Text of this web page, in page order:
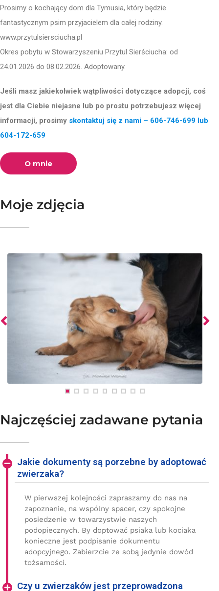
Prosimy o kochający dom dla Tymusia, który będzie
fantastycznym psim przyjacielem dla całej rodziny.
www.przytulsiersciucha.pl
Okres pobytu w Stowarzyszeniu Przytul Sierściucha: od
24.01.2026 do 08.02.2026. Adoptowany.
Jeśli masz jakiekolwiek wątpliwości dotyczące adopcji, coś
jest dla Ciebie niejasne lub po prostu potrzebujesz więcej
informacji, prosimy skontaktuj się z nami – 606-746-699 lub
604-172-659
O mnie
Moje zdjęcia
Najczęściej zadawane pytania
Jakie dokumenty są porzebne by adoptować
zwierzaka?
W pierwszej kolejności zapraszamy do nas na
zapoznanie, na wspólny spacer, czy spokojne
posiedzenie w towarzystwie naszych
podopiecznych. By doptować psiaka lub kociaka
konieczne jest podpisanie dokumentu
adopcyjnego. Zabierzcie ze sobą jedynie dowód
tożsamości.
Czy u zwierzaków jest przeprowadzona